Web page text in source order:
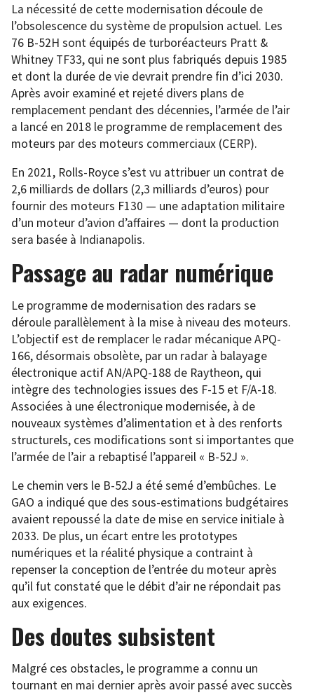
La nécessité de cette modernisation découle de
l’obsolescence du système de propulsion actuel. Les
76 B-52H sont équipés de turboréacteurs Pratt &
Whitney TF33, qui ne sont plus fabriqués depuis 1985
et dont la durée de vie devrait prendre fin d’ici 2030.
Après avoir examiné et rejeté divers plans de
remplacement pendant des décennies, l’armée de l’air
a lancé en 2018 le programme de remplacement des
moteurs par des moteurs commerciaux (CERP).
En 2021, Rolls-Royce s’est vu attribuer un contrat de
2,6 milliards de dollars (2,3 milliards d’euros) pour
fournir des moteurs F130 — une adaptation militaire
d’un moteur d’avion d’affaires — dont la production
sera basée à Indianapolis.
Passage au radar numérique
Le programme de modernisation des radars se
déroule parallèlement à la mise à niveau des moteurs.
L’objectif est de remplacer le radar mécanique APQ-
166, désormais obsolète, par un radar à balayage
électronique actif AN/APQ-188 de Raytheon, qui
intègre des technologies issues des F-15 et F/A-18.
Associées à une électronique modernisée, à de
nouveaux systèmes d’alimentation et à des renforts
structurels, ces modifications sont si importantes que
l’armée de l’air a rebaptisé l’appareil « B-52J ».
Le chemin vers le B-52J a été semé d’embûches. Le
GAO a indiqué que des sous-estimations budgétaires
avaient repoussé la date de mise en service initiale à
2033. De plus, un écart entre les prototypes
numériques et la réalité physique a contraint à
repenser la conception de l’entrée du moteur après
qu’il fut constaté que le débit d’air ne répondait pas
aux exigences.
Des doutes subsistent
Malgré ces obstacles, le programme a connu un
tournant en mai dernier après avoir passé avec succès